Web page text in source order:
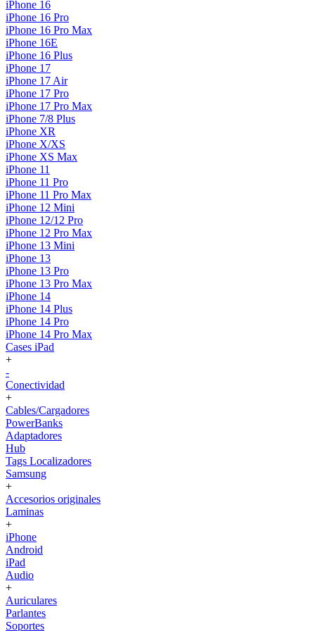
iPhone 16
iPhone 16 Pro
iPhone 16 Pro Max
iPhone 16E
iPhone 16 Plus
iPhone 17
iPhone 17 Air
iPhone 17 Pro
iPhone 17 Pro Max
iPhone 7/8 Plus
iPhone XR
iPhone X/XS
iPhone XS Max
iPhone 11
iPhone 11 Pro
iPhone 11 Pro Max
iPhone 12 Mini
iPhone 12/12 Pro
iPhone 12 Pro Max
iPhone 13 Mini
iPhone 13
iPhone 13 Pro
iPhone 13 Pro Max
iPhone 14
iPhone 14 Plus
iPhone 14 Pro
iPhone 14 Pro Max
Cases iPad
+
-
Conectividad
+
Cables/Cargadores
PowerBanks
Adaptadores
Hub
Tags Localizadores
Samsung
+
Accesorios originales
Laminas
+
iPhone
Android
iPad
Audio
+
Auriculares
Parlantes
Soportes